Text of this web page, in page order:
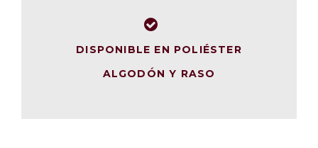
DISPONIBLE EN POLIÉSTER
ALGODÓN Y RASO